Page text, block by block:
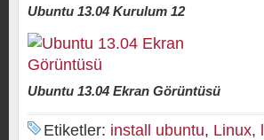
Ubuntu 13.04 Kurulum 12
Ubuntu 13.04 Ekran Görüntüsü
Etiketler: install ubuntu, Linux,